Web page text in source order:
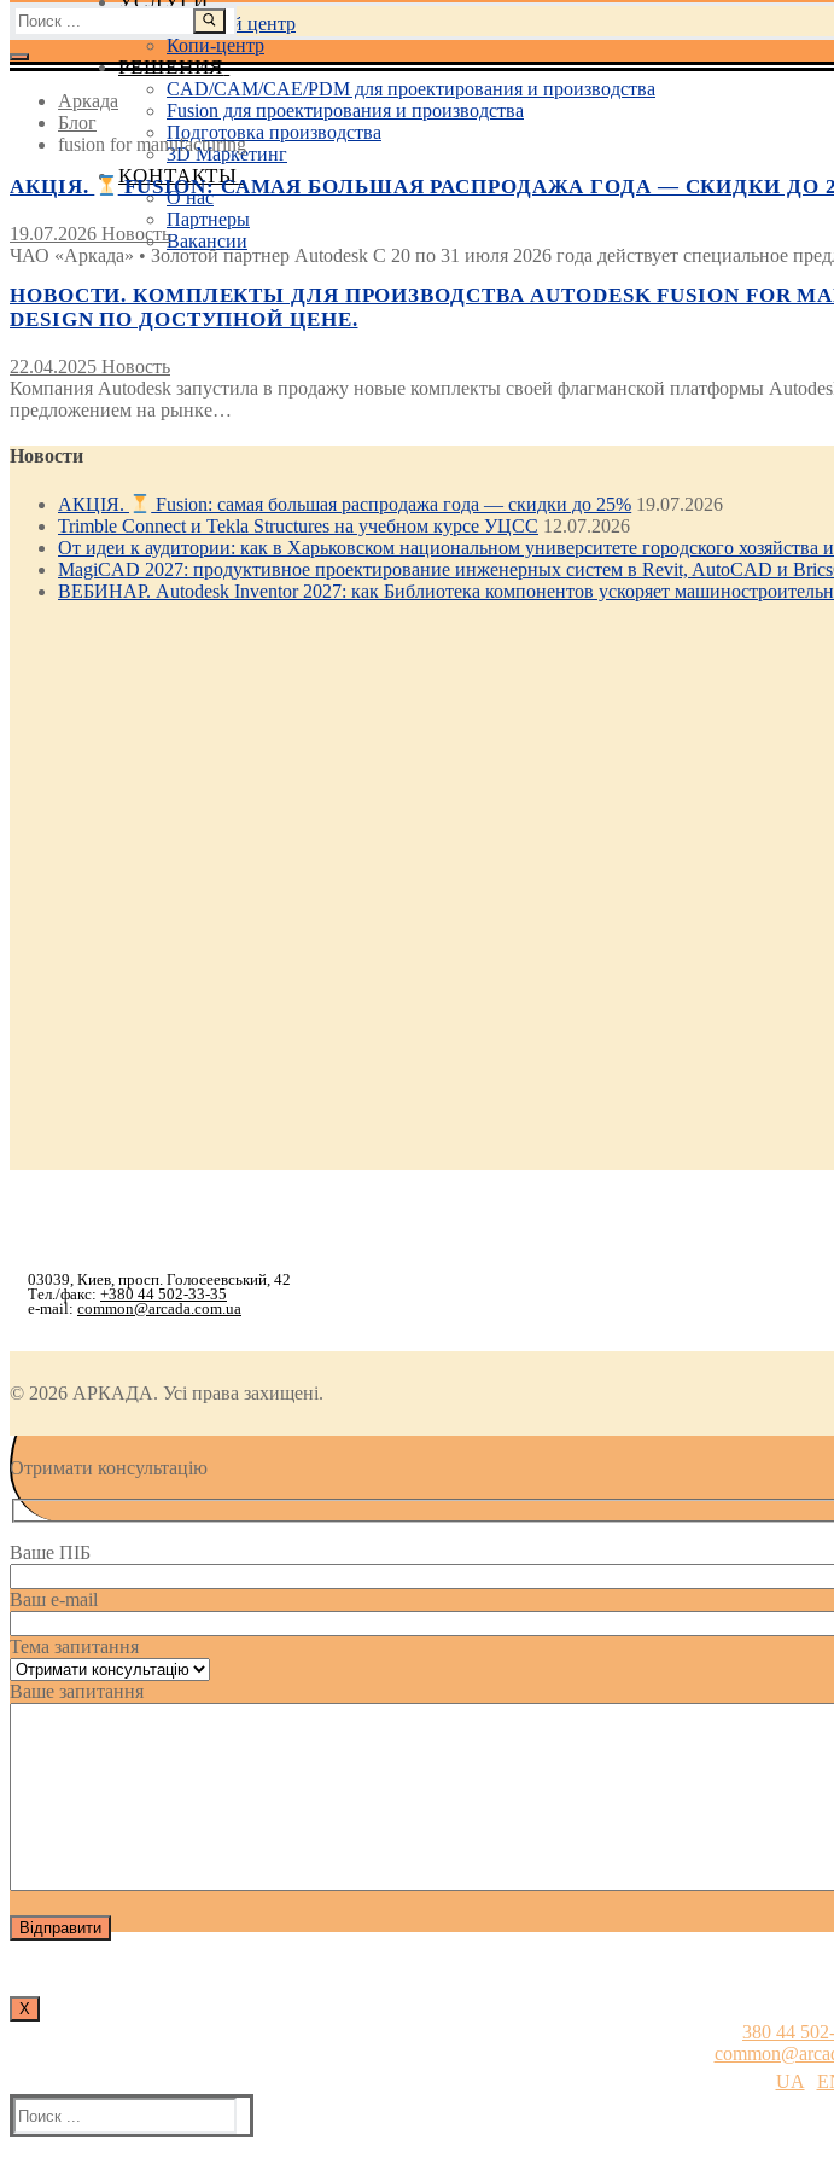
Учебный центр
Копи-центр
РЕШЕНИЯ
CAD/CAM/CAE/PDM для проектирования и производства
Fusion для проектирования и производства
Подготовка производства
3D Маркетинг
КОНТАКТЫ
О нас
Партнеры
Вакансии
Найти:
Аркада
Блог
fusion for manufacturing
АКЦІЯ. FUSION: САМАЯ БОЛЬШАЯ РАСПРОДАЖА ГОДА — СКИДКИ ДО
19.07.2026 Новость
ЧАО «Аркада» • Золотой партнер Autodesk С 20 по 31 июля 2026 года действует специальное
НОВОСТИ. КОМПЛЕКТЫ ДЛЯ ПРОИЗВОДСТВА AUTODESK FUSION FOR
DESIGN ПО ДОСТУПНОЙ ЦЕНЕ.
22.04.2025 Новость
Компания Autodesk запустила в продажу новые комплекты своей флагманской платформы
предложением на рынке…
Новости
АКЦІЯ. Fusion: самая большая распродажа года — скидки до 25% 19.07.2026
Trimble Connect и Tekla Structures на учебном курсе УЦСС 12.07.2026
От идеи к аудитории: как в Харьковском национальном университете городского
MagiCAD 2027: продуктивное проектирование инженерных систем в Revit, AutoCAD и
ВЕБИНАР. Autodesk Inventor 2027: как Библиотека компонентов ускоряет
03039, Киев, просп. Голосеевський, 42
Тел./факс: +380 44 502-33-35
e-mail: common@arcada.com.ua
© 2026 АРКАДА. Усі права захищені.
Отримати консультацію
Ваше ПІБ
Ваш e-mail
Тема запитання
Ваше запитання
Х
380 44
UA
Найти: